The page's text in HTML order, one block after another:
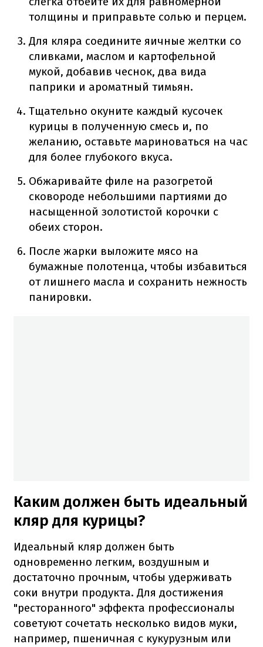
толщины и приправьте солью и перцем.
Для кляра соедините яичные желтки со
сливками, маслом и картофельной
мукой, добавив чеснок, два вида
паприки и ароматный тимьян.
Тщательно окуните каждый кусочек
курицы в полученную смесь и, по
желанию, оставьте мариноваться на час
для более глубокого вкуса.
Обжаривайте филе на разогретой
сковороде небольшими партиями до
насыщенной золотистой корочки с
обеих сторон.
После жарки выложите мясо на
бумажные полотенца, чтобы избавиться
от лишнего масла и сохранить нежность
панировки.
Каким должен быть идеальный
кляр для курицы?
Идеальный кляр должен быть
одновременно легким, воздушным и
достаточно прочным, чтобы удерживать
соки внутри продукта. Для достижения
"ресторанного" эффекта профессионалы
советуют сочетать несколько видов муки,
например, пшеничная с кукурузным или